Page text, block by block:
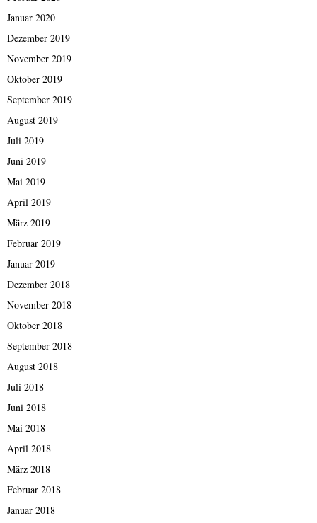
Januar 2020
Dezember 2019
November 2019
Oktober 2019
September 2019
August 2019
Juli 2019
Juni 2019
Mai 2019
April 2019
März 2019
Februar 2019
Januar 2019
Dezember 2018
November 2018
Oktober 2018
September 2018
August 2018
Juli 2018
Juni 2018
Mai 2018
April 2018
März 2018
Februar 2018
Januar 2018